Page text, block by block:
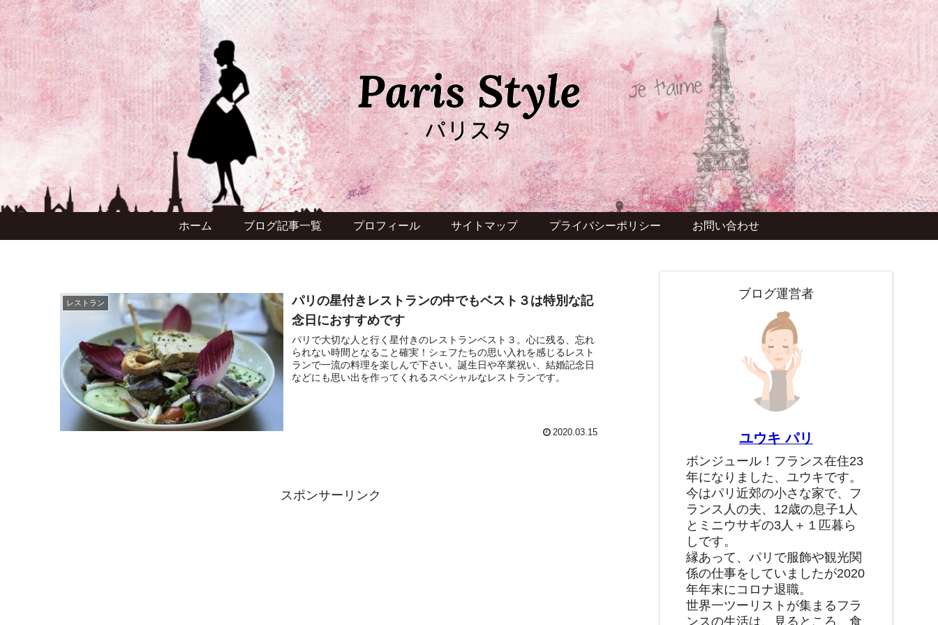
ホーム ブログ記事一覧 プロフィール サイトマップ プライバシーポリシー お問い合わせ
レストラン
パリの星付きレストランの中でもベスト３は特別な記
念日におすすめです
パリで大切な人と行く星付きのレストランベスト３。心に残る、忘れ
られない時間となること確実！シェフたちの思い入れを感じるレスト
ランで一流の料理を楽しんで下さい。誕生日や卒業祝い、結婚記念日
などにも思い出を作ってくれるスペシャルなレストランです。
2020.03.15
スポンサーリンク
ブログ運営者
ユウキ パリ
ボンジュール！フランス在住23
年になりました、ユウキです。
今はパリ近郊の小さな家で、フ
ランス人の夫、12歳の息子1人
とミニウサギの3人＋１匹暮ら
しです。
縁あって、パリで服飾や観光関
係の仕事をしていましたが2020
年年末にコロナ退職。
世界一ツーリストが集まるフラ
ンスの生活は、見るところ、食